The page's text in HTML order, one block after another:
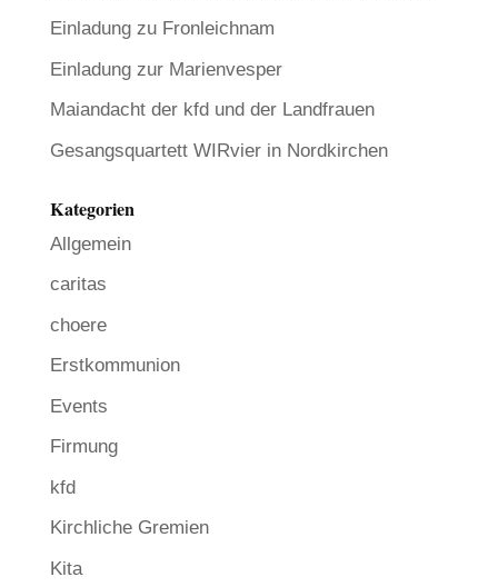
Einladung zu Fronleichnam
Einladung zur Marienvesper
Maiandacht der kfd und der Landfrauen
Gesangsquartett WIRvier in Nordkirchen
Kategorien
Allgemein
caritas
choere
Erstkommunion
Events
Firmung
kfd
Kirchliche Gremien
Kita